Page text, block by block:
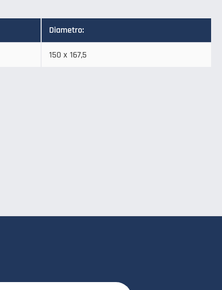
Diametro:
150 x 167,5